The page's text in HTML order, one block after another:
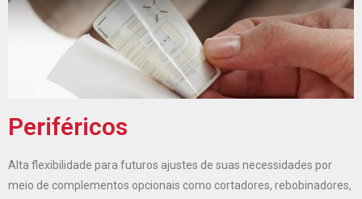
Periféricos
Alta flexibilidade para futuros ajustes de suas necessidades por
meio de complementos opcionais como cortadores, rebobinadores,